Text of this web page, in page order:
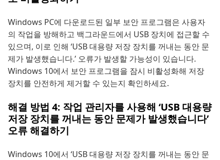
Windows PC에 다운로드된 일부 보안 프로그램은 사용자
의 작업을 방해하고 백그라운드에서 USB 장치에 접근할 수
있으며, 이로 인해 ‘USB 대용량 저장 장치를 꺼내는 동안 문
제가 발생했습니다.’ 오류가 발생할 가능성이 있습니다.
Windows 10에서 보안 프로그램을 잠시 비활성화해 저장
장치를 안전하게 제거할 수 있는지 확인하세요.
해결 방법 4: 작업 관리자를 사용해 ‘USB 대용량
저장 장치를 꺼내는 동안 문제가 발생했습니다’
오류 해결하기
Windows 10에서 ‘USB 대용량 저장 장치를 꺼내는 동안 문